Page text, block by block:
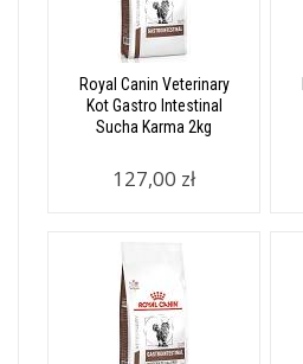
Royal Canin Veterinary
Kot Gastro Intestinal
Sucha Karma 2kg
127,00 zł